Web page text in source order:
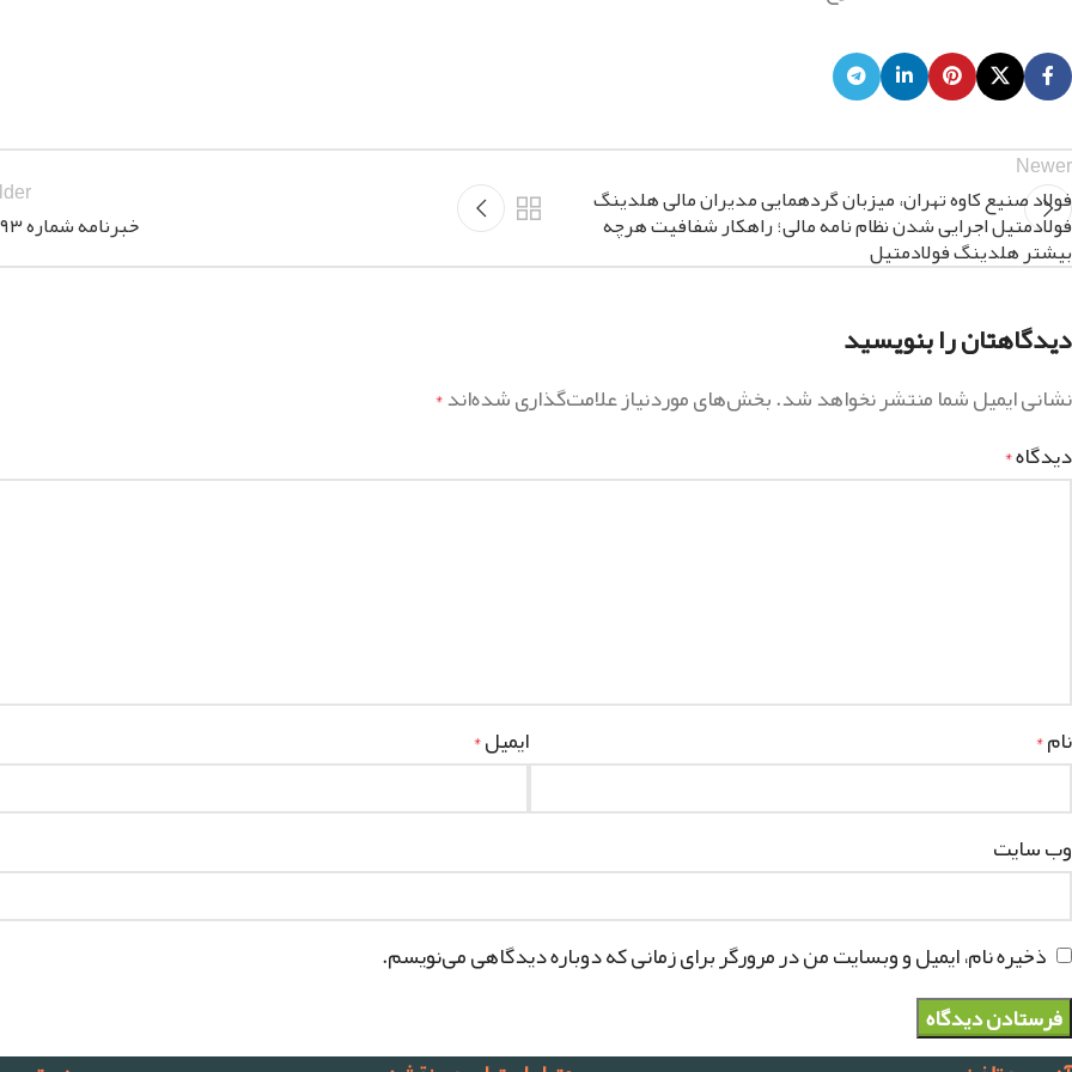
Newer
فولاد صنیع کاوه تهران، میزبان گردهمایی مدیران مالی هلدینگ
فولادمتیل اجرایی شدن نظام نامه مالی؛ راهکار شفافیت هرچه
بیشتر هلدینگ فولادمتیل
خبرنامه شماره ۱۲۹۳
دیدگاهتان را بنویسید
نشانی ایمیل شما منتشر نخواهد شد.بخش‌های موردنیاز علامت‌گذاری شده‌اند*
دیدگاه*
نام* ایمیل*
وب‌ سایت
ذخیره نام، ایمیل و وبسایت من در مرورگر برای زمانی که دوباره دیدگاهی می‌نویسم.